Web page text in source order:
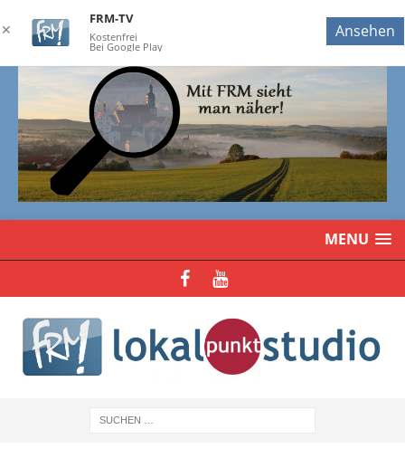
MENU
✕
FRM-TV
Kostenfrei
Bei Google Play
Ansehen